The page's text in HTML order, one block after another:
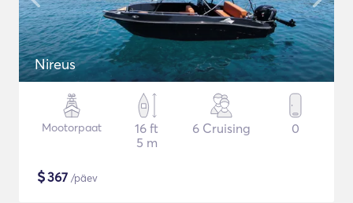
Nireus
Mootorpaat
16 ft
5 m
6 Cruising 0
$367 /päev